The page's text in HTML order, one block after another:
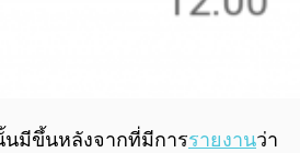
นมีขึ้นหลังจากที่มีการรายงานว่า